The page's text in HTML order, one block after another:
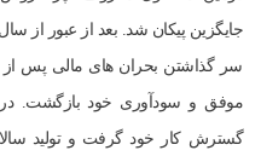
سر گذاشتن بحران های مالی پس از